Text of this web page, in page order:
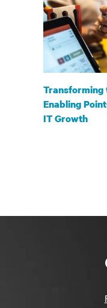
Transforming
Enabling
IT Growth